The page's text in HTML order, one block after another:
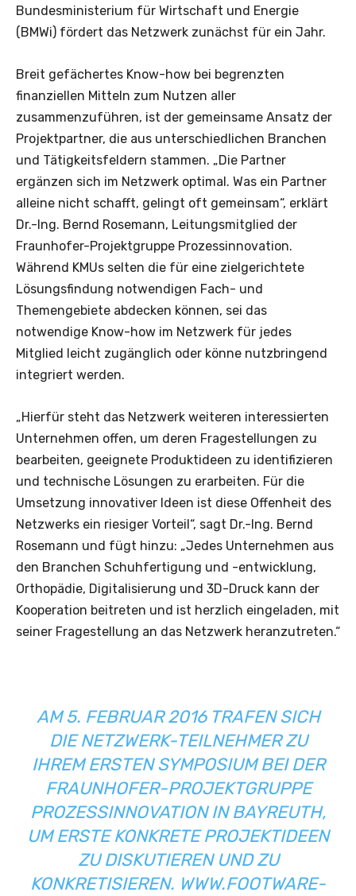
Bundesministerium für Wirtschaft und Energie
(BMWi) fördert das Netzwerk zunächst für ein Jahr.
Breit gefächertes Know-how bei begrenzten
finanziellen Mitteln zum Nutzen aller
zusammenzuführen, ist der gemeinsame Ansatz der
Projektpartner, die aus unterschiedlichen Branchen
und Tätigkeitsfeldern stammen. „Die Partner
ergänzen sich im Netzwerk optimal. Was ein Partner
alleine nicht schafft, gelingt oft gemeinsam“, erklärt
Dr.-Ing. Bernd Rosemann, Leitungsmitglied der
Fraunhofer-Projektgruppe Prozessinnovation.
Während KMUs selten die für eine zielgerichtete
Lösungsfindung notwendigen Fach- und
Themengebiete abdecken können, sei das
notwendige Know-how im Netzwerk für jedes
Mitglied leicht zugänglich oder könne nutzbringend
integriert werden.
„Hierfür steht das Netzwerk weiteren interessierten
Unternehmen offen, um deren Fragestellungen zu
bearbeiten, geeignete Produktideen zu identifizieren
und technische Lösungen zu erarbeiten. Für die
Umsetzung innovativer Ideen ist diese Offenheit des
Netzwerks ein riesiger Vorteil“, sagt Dr.-Ing. Bernd
Rosemann und fügt hinzu: „Jedes Unternehmen aus
den Branchen Schuhfertigung und -entwicklung,
Orthopädie, Digitalisierung und 3D-Druck kann der
Kooperation beitreten und ist herzlich eingeladen, mit
seiner Fragestellung an das Netzwerk heranzutreten.“
AM 5. FEBRUAR 2016 TRAFEN SICH
DIE NETZWERK-TEILNEHMER ZU
IHREM ERSTEN SYMPOSIUM BEI DER
FRAUNHOFER-PROJEKTGRUPPE
PROZESSINNOVATION IN BAYREUTH,
UM ERSTE KONKRETE PROJEKTIDEEN
ZU DISKUTIEREN UND ZU
KONKRETISIEREN. WWW.FOOTWARE-